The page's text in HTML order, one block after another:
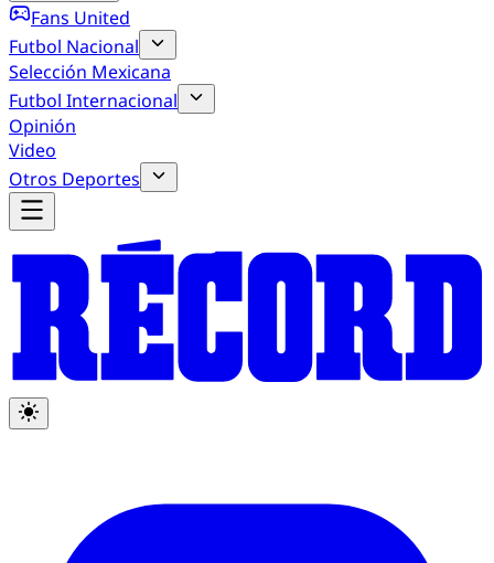
Fans United
Futbol Nacional
Selección Mexicana
Futbol Internacional
Opinión
Video
Otros Deportes